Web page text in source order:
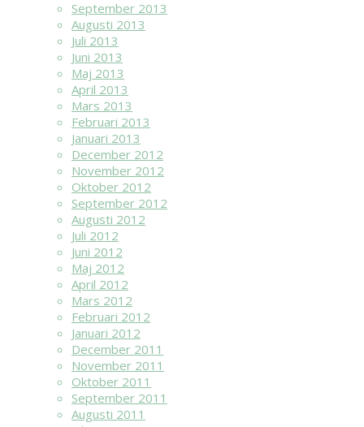
September 2013
Augusti 2013
Juli 2013
Juni 2013
Maj 2013
April 2013
Mars 2013
Februari 2013
Januari 2013
December 2012
November 2012
Oktober 2012
September 2012
Augusti 2012
Juli 2012
Juni 2012
Maj 2012
April 2012
Mars 2012
Februari 2012
Januari 2012
December 2011
November 2011
Oktober 2011
September 2011
Augusti 2011